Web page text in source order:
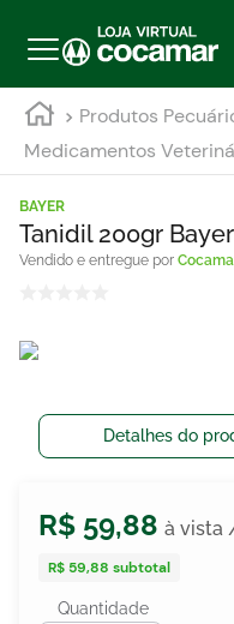
Produtos
Medicamentos
BAYER
Tanidil 200gr Bayer
Detalhes do
R$ 59,88
R$ 59,88 subtotal
Quantidade